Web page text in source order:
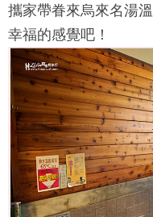
攜家帶眷來烏來名湯
幸福的感覺吧！